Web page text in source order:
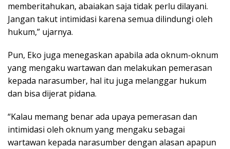
memberitahukan, abaiakan saja tidak perlu dilayani.
Jangan takut intimidasi karena semua dilindungi oleh
hukum,” ujarnya.
Pun, Eko juga menegaskan apabila ada oknum-oknum
yang mengaku wartawan dan melakukan pemerasan
kepada narasumber, hal itu juga melanggar hukum
dan bisa dijerat pidana.
“Kalau memang benar ada upaya pemerasan dan
intimidasi oleh oknum yang mengaku sebagai
wartawan kepada narasumber dengan alasan apapun